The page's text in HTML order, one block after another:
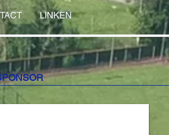
LINKEN